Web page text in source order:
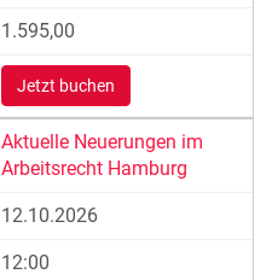
1.595,00
Jetzt buchen
Aktuelle Neuerungen im
Arbeitsrecht Hamburg
12.10.2026
12:00